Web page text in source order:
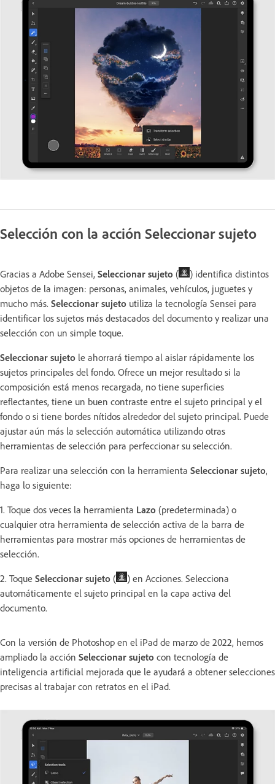
Selección con la acción Seleccionar sujeto
Gracias a Adobe Sensei, Seleccionar sujeto (
) identifica distintos
objetos de la imagen: personas, animales, vehículos, juguetes y
mucho más. Seleccionar sujeto utiliza la tecnología Sensei para
identificar los sujetos más destacados del documento y realizar una
selección con un simple toque.
Seleccionar sujeto le ahorrará tiempo al aislar rápidamente los
sujetos principales del fondo. Ofrece un mejor resultado si la
composición está menos recargada, no tiene superficies
reflectantes, tiene un buen contraste entre el sujeto principal y el
fondo o si tiene bordes nítidos alrededor del sujeto principal. Puede
ajustar aún más la selección automática utilizando otras
herramientas de selección para perfeccionar su selección.
Para realizar una selección con la herramienta Seleccionar sujeto,
haga lo siguiente:
1. Toque dos veces la herramienta Lazo (predeterminada) o
cualquier otra herramienta de selección activa de la barra de
herramientas para mostrar más opciones de herramientas de
selección.
2. Toque Seleccionar sujeto (
) en Acciones. Selecciona
automáticamente el sujeto principal en la capa activa del
documento.
Con la versión de Photoshop en el iPad de marzo de 2022, hemos
ampliado la acción Seleccionar sujeto con tecnología de
inteligencia artificial mejorada que le ayudará a obtener selecciones
precisas al trabajar con retratos en el iPad.